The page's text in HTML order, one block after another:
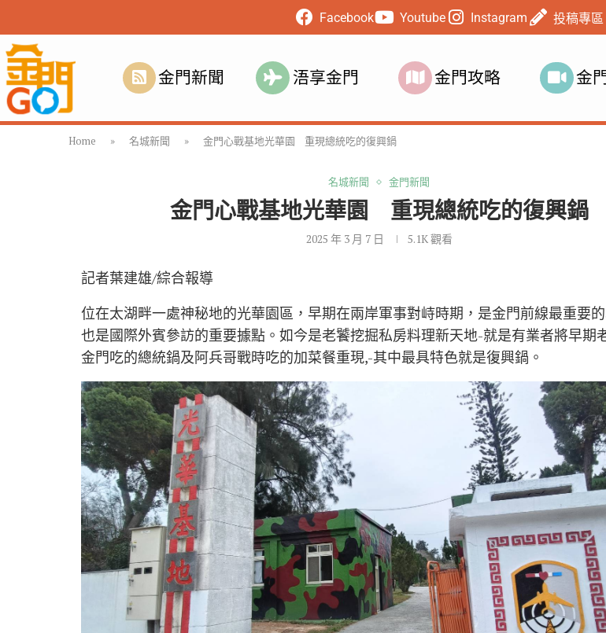
Facebook Youtube Instagram 投稿專區
金門新聞 浯享金門 金門攻略 金
Home » 名城新聞 » 金門心戰基地光華園 重現總統吃的復興鍋
名城新聞 金門新聞
金門心戰基地光華園 重現總統吃的復興鍋
2025 年 3 月 7 日 5.1K觀看
記者葉建雄/綜合報導
位在太湖畔一處神秘地的光華園區，早期在兩岸軍事對峙時期，是金門前線最重要的
也是國際外賓參訪的重要據點。如今是老饕挖掘私房料理新天地-就是有業者將早期
金門吃的總統鍋及阿兵哥戰時吃的加菜餐重現,-其中最具特色就是復興鍋。